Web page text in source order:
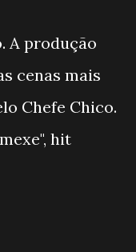
A produção
cenas mais
Chefe Chico.
hit